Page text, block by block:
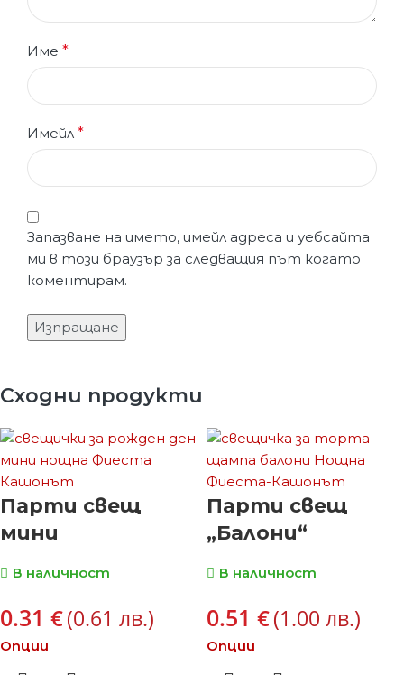
Име *
Имейл *
Запазване на името, имейл адреса и уебсайта
ми в този браузър за следващия път когато
коментирам.
Сходни продукти
Парти свещ
мини
В наличност
0.31 €(0.61 лв.)
Опции
Парти свещ
„Балони“
В наличност
0.51 €(1.00 лв.)
Опции